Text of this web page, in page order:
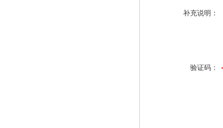
补充说明：
验证码：